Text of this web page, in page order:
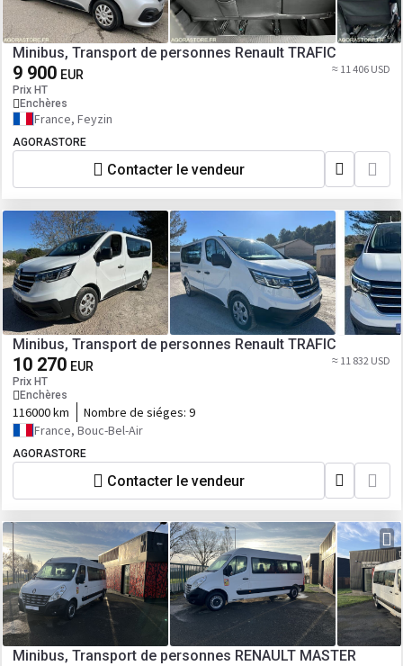
Minibus, Transport de personnes Renault TRAFIC
9 900 EUR
Prix HT
Enchères
≈ 11 406 USD
France, Feyzin
AGORASTORE
Contacter le vendeur
Minibus, Transport de personnes Renault TRAFIC
10 270 EUR
Prix HT
Enchères
≈ 11 832 USD
116000 km Nombre de siéges: 9
France, Bouc-Bel-Air
AGORASTORE
Contacter le vendeur
Minibus, Transport de personnes RENAULT MASTER